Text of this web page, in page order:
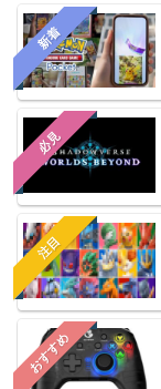
新着
必見
注目
おすすめ